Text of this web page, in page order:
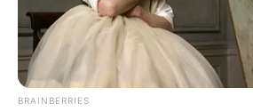
BRAINBERRIES